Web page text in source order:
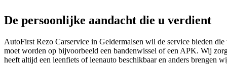
De persoonlijke aandacht die u verdient
AutoFirst Rezo Carservice in Geldermalsen wil de service bieden
moet worden op bijvoorbeeld een bandenwissel of een APK. Wij
heeft altijd een leenfiets of leenauto beschikbaar en anders brengen